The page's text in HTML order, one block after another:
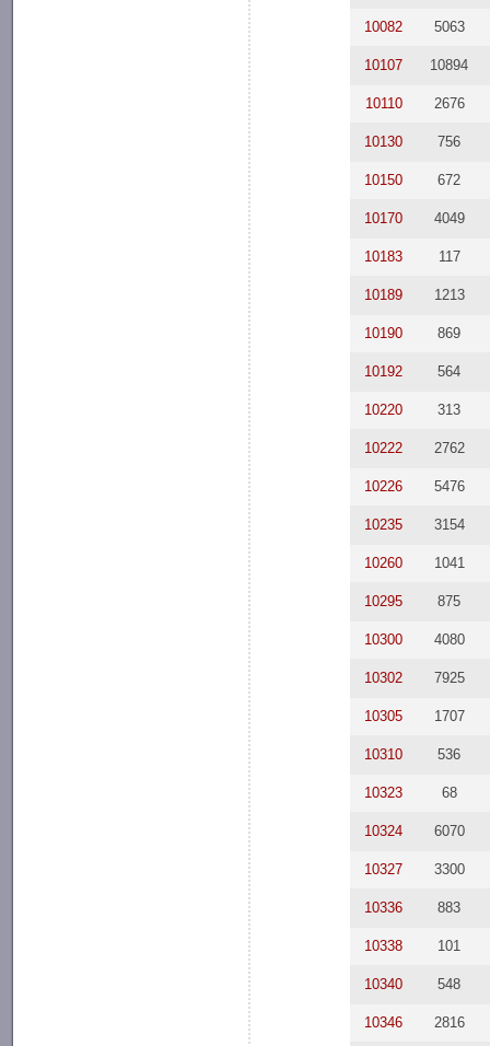
10082 5063
10107 10894
10110 2676
10130 756
10150 672
10170 4049
10183 117
10189 1213
10190 869
10192 564
10220 313
10222 2762
10226 5476
10235 3154
10260 1041
10295 875
10300 4080
10302 7925
10305 1707
10310 536
10323 68
10324 6070
10327 3300
10336 883
10338 101
10340 548
10346 2816